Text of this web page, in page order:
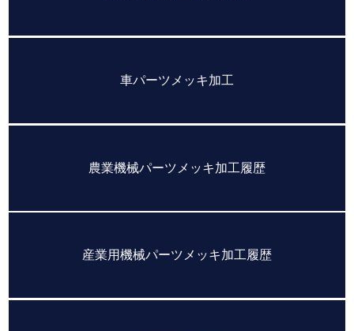
車パーツメッキ加工
農業機械パーツメッキ加工履歴
産業用機械パーツメッキ加工履歴